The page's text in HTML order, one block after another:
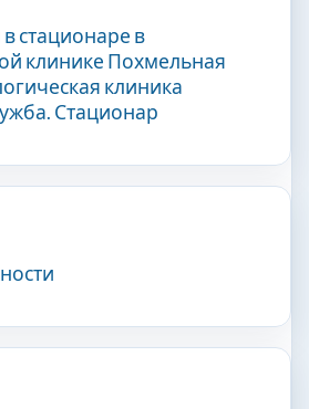
стационаре в
клинике Похмельная
клиника
Стационар